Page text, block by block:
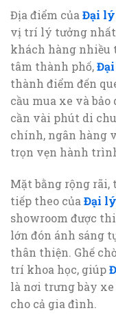
Địa điểm của Đại
vị trí lý tưởng nhất
khách hàng
tâm thành phố,
thành điểm đến
cầu mua xe và
cần vài phút di
chính, ngân hàng
trọn vẹn hành
Mặt bằng rộng
tiếp theo của Đại
showroom được
lớn đón ánh sáng
thân thiện. Ghế
trí khoa học, giúp
là nơi trưng bày
cho cả gia đình.